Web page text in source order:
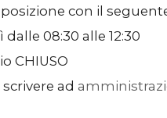
con il
dalle 08:30 alle 12:30
CHIUSO
ad